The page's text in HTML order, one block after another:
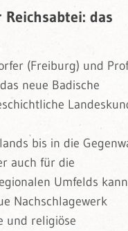
das
(Freiburg) und
neue Badische
bis in die
auch für die
Umfelds kann
Nachschlagewerk
und religiöse